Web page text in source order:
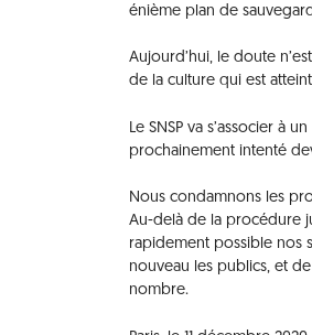
énième plan de
Aujourd’hui, le doute
de la culture qui est
Le SNSP va s’associer à
prochainement intenté
Nous condamnons les
Au-delà de la procédure
rapidement possible nos
nouveau les publics, et
nombre.